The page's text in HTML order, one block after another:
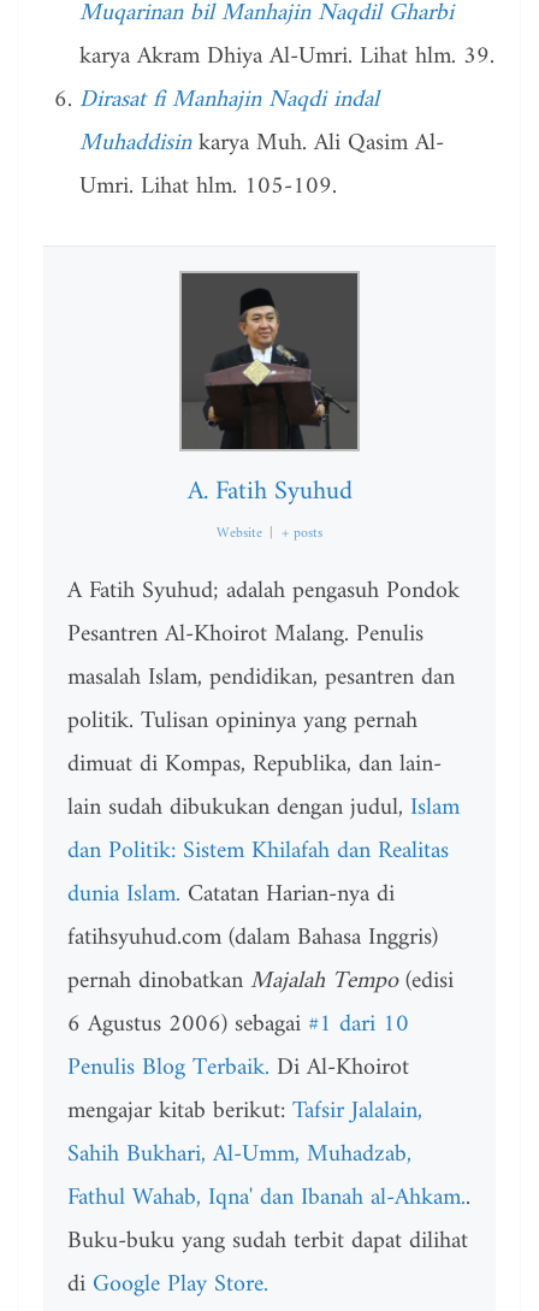
Muqarinan bil Manhajin Naqdil Gharbi
karya Akram Dhiya Al-Umri. Lihat hlm. 39.
Dirasat fi Manhajin Naqdi indal
Muhaddisinkarya Muh. Ali Qasim Al-
Umri. Lihat hlm. 105-109.
A. Fatih Syuhud
Website | + posts
A Fatih Syuhud; adalah pengasuh Pondok
Pesantren Al-Khoirot Malang. Penulis
masalah Islam, pendidikan, pesantren dan
politik. Tulisan opininya yang pernah
dimuat di Kompas, Republika, dan lain-
lain sudah dibukukan dengan judul, Islam
dan Politik: Sistem Khilafah dan Realitas
dunia Islam. Catatan Harian-nya di
fatihsyuhud.com (dalam Bahasa Inggris)
pernah dinobatkanMajalah Tempo(edisi
6 Agustus 2006) sebagai #1 dari 10
Penulis Blog Terbaik. Di Al-Khoirot
mengajar kitab berikut:Tafsir Jalalain,
Sahih Bukhari, Al-Umm, Muhadzab,
Fathul Wahab, Iqna' dan Ibanah al-Ahkam..
Buku-buku yang sudah terbit dapat dilihat
di Google Play Store.